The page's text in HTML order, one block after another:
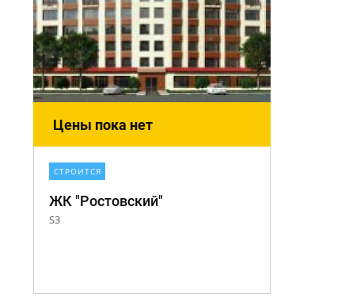
Цены пока нет
СТРОИТСЯ
ЖК "Ростовский"
S3